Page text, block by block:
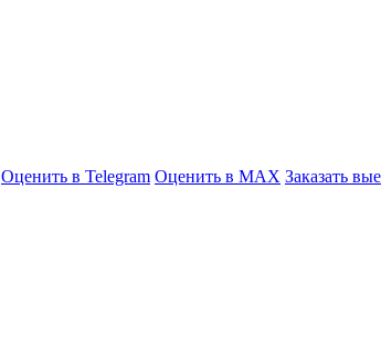
Оценить в Telegram Оценить в MAX Заказать